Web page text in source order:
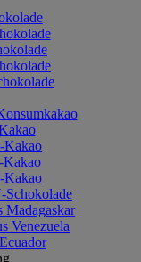
Kakao
Kakao
Kakao
Schokolade
Madagaskar
Venezuela